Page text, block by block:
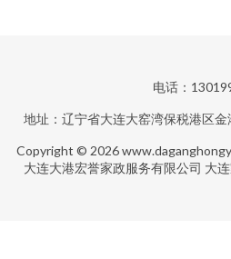
电话：
地址：辽宁省大连大窑湾保税港区
Copyright © 2026
大连大港宏誉家政服务有限公司 大